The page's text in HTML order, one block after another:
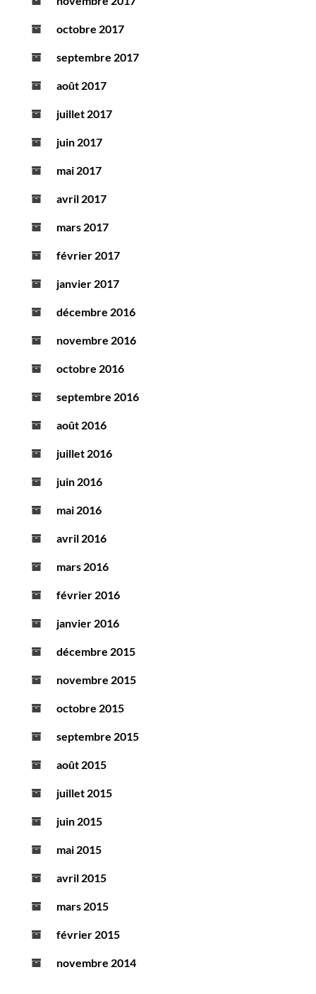
octobre 2017
septembre 2017
août 2017
juillet 2017
juin 2017
mai 2017
avril 2017
mars 2017
février 2017
janvier 2017
décembre 2016
novembre 2016
octobre 2016
septembre 2016
août 2016
juillet 2016
juin 2016
mai 2016
avril 2016
mars 2016
février 2016
janvier 2016
décembre 2015
novembre 2015
octobre 2015
septembre 2015
août 2015
juillet 2015
juin 2015
mai 2015
avril 2015
mars 2015
février 2015
novembre 2014